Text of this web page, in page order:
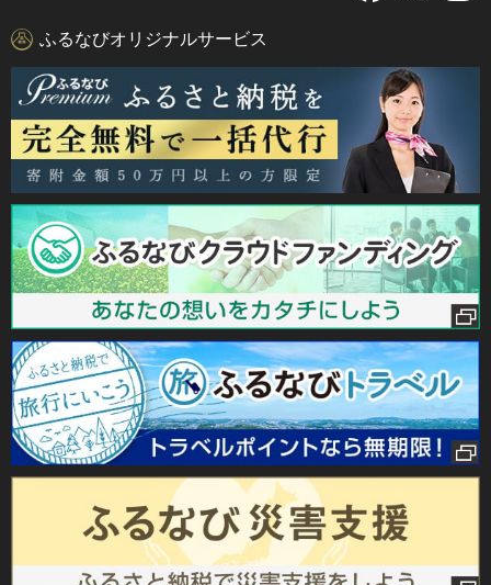
ふるなびオリジナルサービス